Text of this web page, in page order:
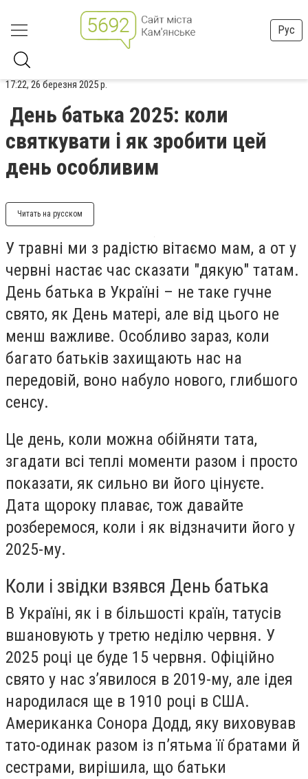
Рус
17:22, 26 березня 2025 р.
День батька 2025: коли
святкувати і як зробити цей
день особливим
Читать на русском
У травні ми з радістю вітаємо мам, а от у
червні настає час сказати "дякую" татам.
День батька в Україні – не таке гучне
свято, як День матері, але від цього не
менш важливе. Особливо зараз, коли
багато батьків захищають нас на
передовій, воно набуло нового, глибшого
сенсу.
Це день, коли можна обійняти тата,
згадати всі теплі моменти разом і просто
показати, як сильно ви його цінуєте.
Дата щороку плаває, тож давайте
розберемося, коли і як відзначити його у
2025-му.
Коли і звідки взявся День батька
В Україні, як і в більшості країн, татусів
вшановують у третю неділю червня. У
2025 році це буде 15 червня. Офіційно
свято у нас з’явилося в 2019-му, але ідея
народилася ще в 1910 році в США.
Американка Сонора Додд, яку виховував
тато-одинак разом із п’ятьма її братами й
сестрами, вирішила, що батьки